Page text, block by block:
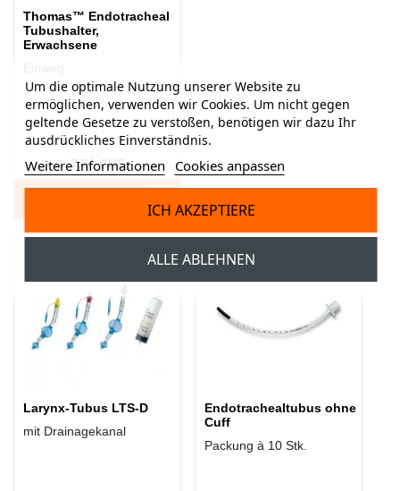
Thomas™ Endotracheal
Tubushalter,
Erwachsene
7,50 CHF
Larynx-Tubus LTS-D
mit Drainagekanal
Endotrachealtubus ohne
Cuff
Packung à 10 Stk.
Um die optimale Nutzung unserer Website zu
ermöglichen, verwenden wir Cookies. Um nicht gegen
geltende Gesetze zu verstoßen, benötigen wir dazu Ihr
ausdrückliches Einverständnis.
Weitere Informationen Cookies anpassen
ALLE ABLEHNEN
ICH AKZEPTIERE